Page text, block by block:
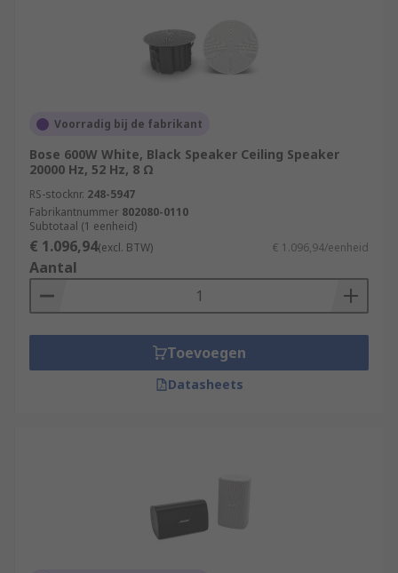
Voorradig bij de fabrikant
Bose 600W White, Black Speaker Ceiling Speaker
20000 Hz, 52 Hz, 8 Ω
RS-stocknr. 248-5947
Fabrikantnummer 802080-0110
Subtotaal (1 eenheid)
€ 1.096,94(excl. BTW) € 1.096,94/eenheid
Aantal
Toevoegen
Datasheets